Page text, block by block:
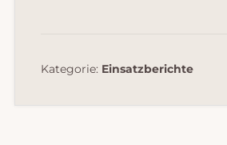
Kategorie: Einsatzberichte